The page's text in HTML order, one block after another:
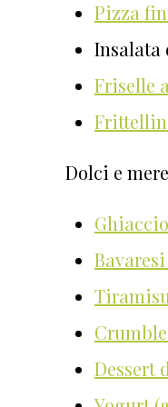
Pizza
Insalata
Friselle
Dolci e
Dessert